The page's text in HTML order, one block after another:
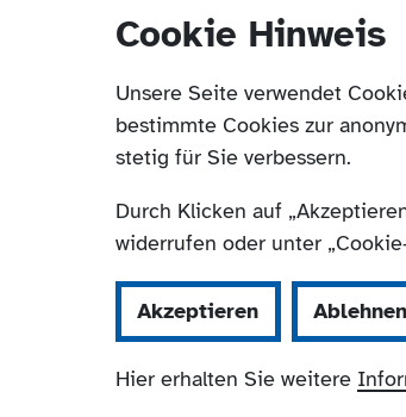
Cookie Hinweis
Unsere Seite verwendet
bestimmte Cookies zur
stetig für Sie verbessern.
Durch Klicken auf
widerrufen oder unter
Akzeptieren Ablehnen
Hier erhalten Sie weitere